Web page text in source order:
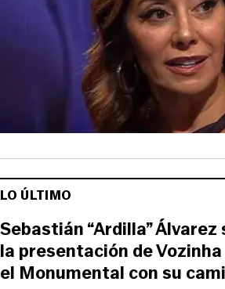
LO ÚLTIMO
Sebastián “Ardilla”
la presentación de
el Monumental con su